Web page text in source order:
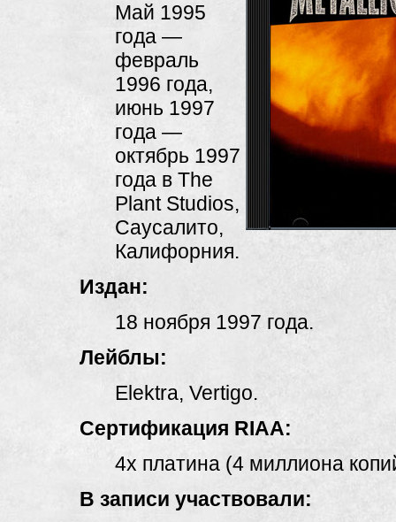
Май 1995
года —
февраль
1996 года,
июнь 1997
года —
октябрь 1997
года в The
Plant Studios,
Саусалито,
Калифорния.
Издан:
18 ноября 1997 года.
Лейблы:
Elektra, Vertigo.
Сертификация RIAA:
4x платина (4 миллиона
В записи участвовали: